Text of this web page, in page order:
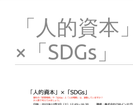
「人的資本」
×「SDGs」